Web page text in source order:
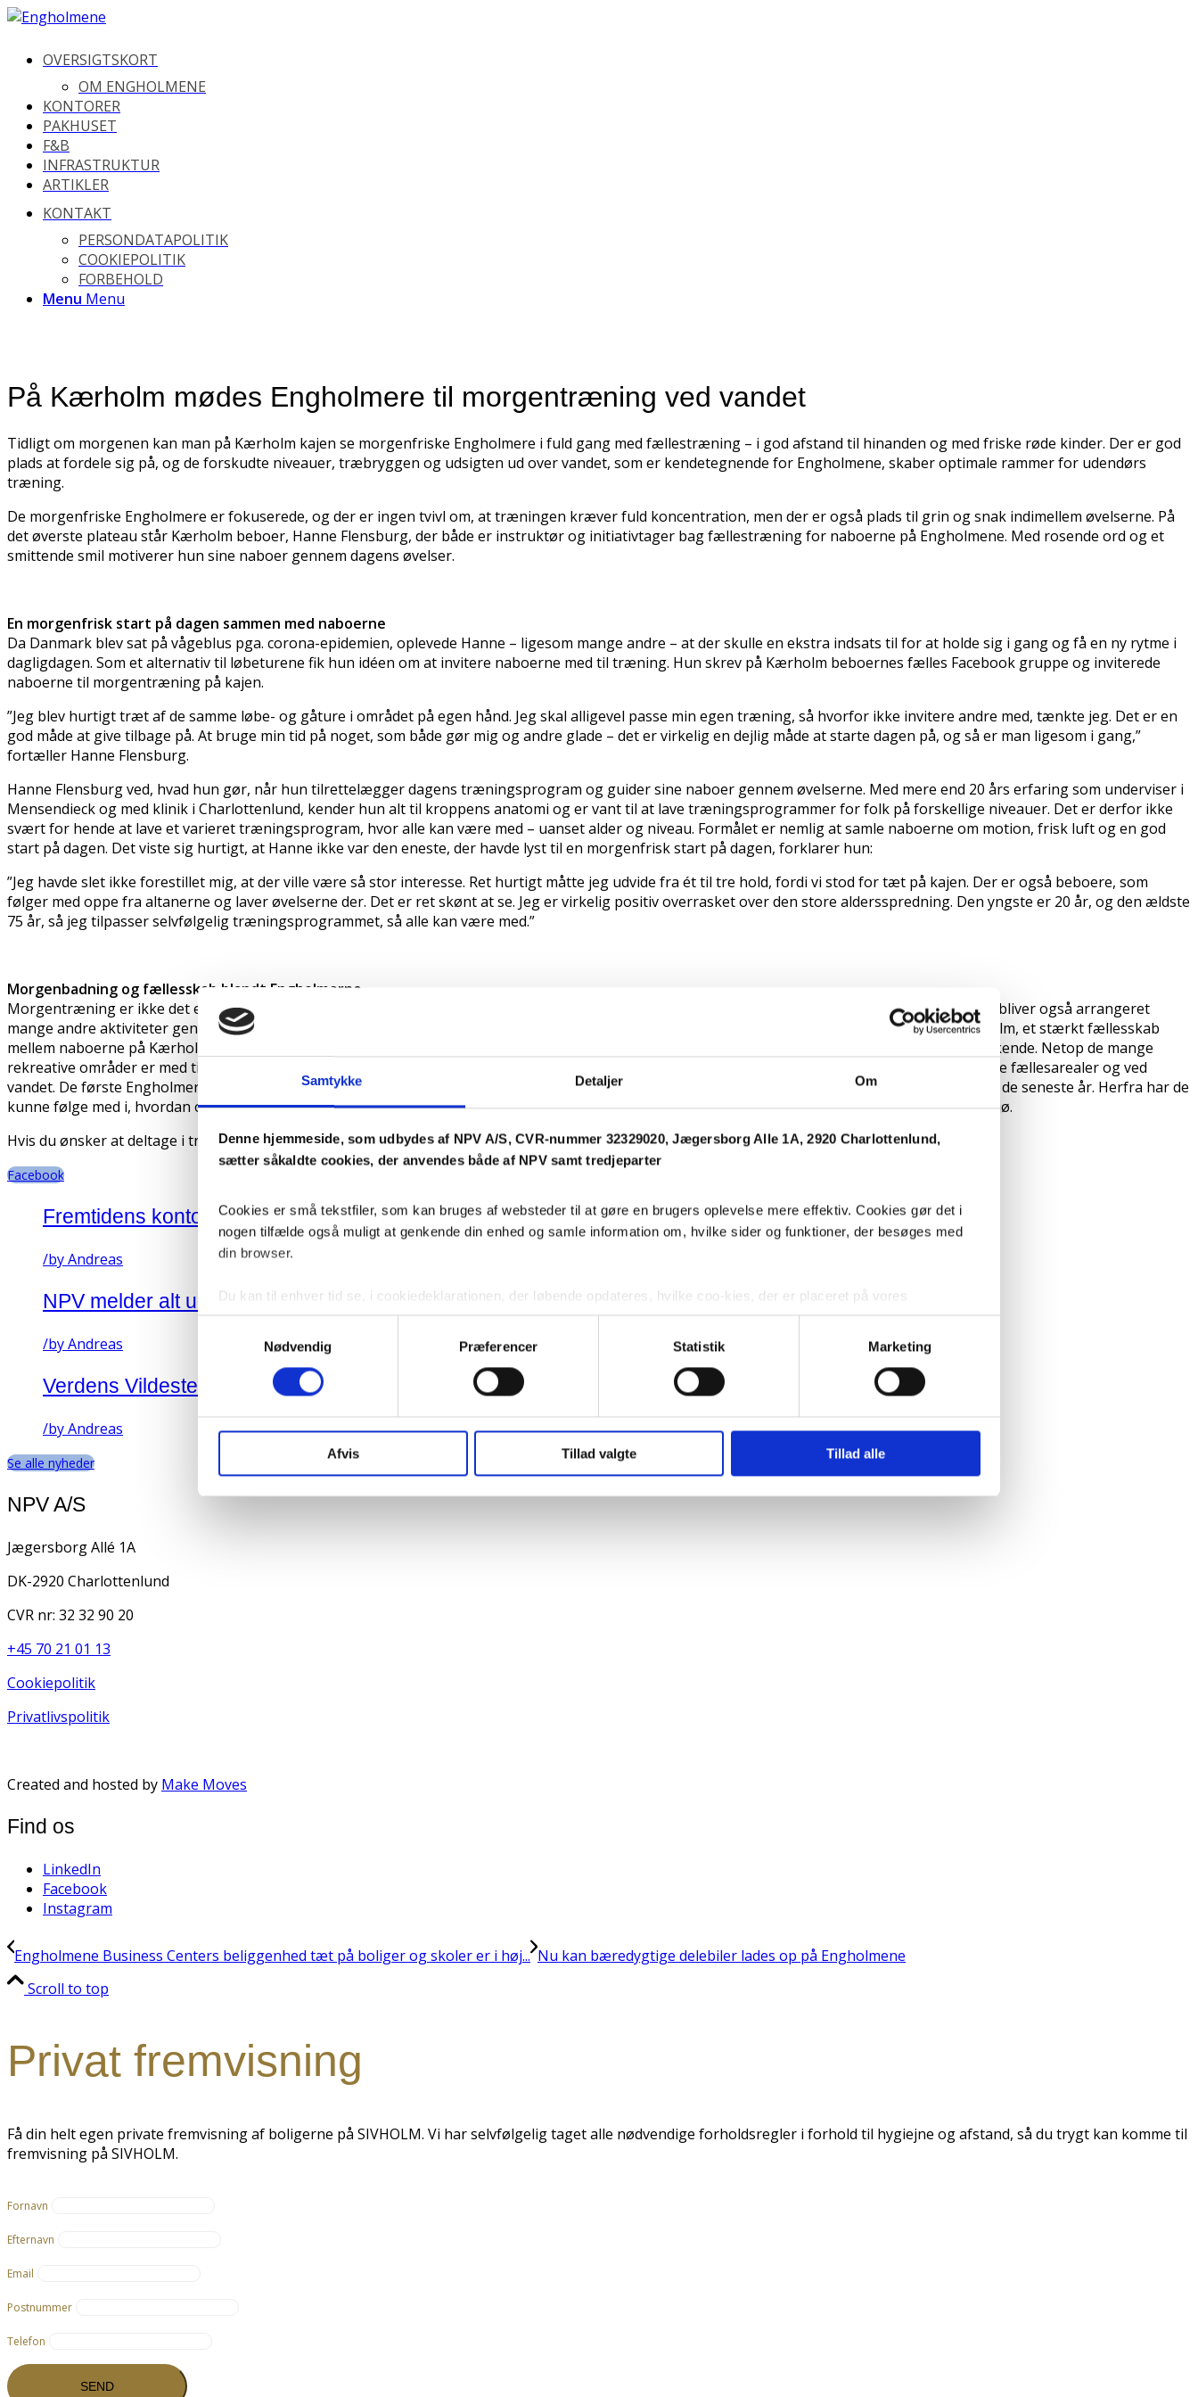
Samtykke Detaljer Om
Denne hjemmeside, som udbydes af NPV A/S, CVR-nummer 32329020, Jægersborg Alle 1A, 2920 Charlottenlund,
sætter såkaldte cookies, der anvendes både af NPV samt tredjeparter
Cookies er små tekstfiler, som kan bruges af websteder til at gøre en brugers oplevelse mere effektiv. Cookies gør det i
nogen tilfælde også muligt at genkende din enhed og samle information om, hvilke sider og funktioner, der besøges med
din browser.
Du kan til enhver tid se, i cookiedeklarationen, der løbende opdateres, hvilke coo-kies, der er placeret på vores
hjemmeside.
Du kan til enhver tid fravælge cookies ved at klikke på knapperne i Cookiebot, dog ikke nødvendige cookies. Du kan til
enhver tid også ændre eller trække dit samtykke tilbage, hvilket sker via funktionen ”Ændring af dit samtykke” eller ”Træk
I vores Persondatapolitik, som du kan se
, kan du desuden læse nærmere om, hvordan vi behandler
personoplysninger, dine rettigheder i den forbindelse og hvordan, du kan kontakte os, hvis du har spørgsmål.
Nødvendig
Præferencer Statistik Marketing
Afvis Tillad valgte Tillad alle
OVERSIGTSKORT
OM ENGHOLMENE
KONTORER
PAKHUSET
F&B
INFRASTRUKTUR
ARTIKLER
KONTAKT
PERSONDATAPOLITIK
COOKIEPOLITIK
FORBEHOLD
Menu Menu
På Kærholm mødes Engholmere til morgentræning ved vandet
Tidligt om morgenen kan man på Kærholm kajen se morgenfriske Engholmere i fuld gang med fællestræning – i god afstand til hinanden og med friske røde kinder. Der er god
plads at fordele sig på, og de forskudte niveauer, træbryggen og udsigten ud over vandet, som er kendetegnende for Engholmene, skaber optimale rammer for udendørs
træning.
De morgenfriske Engholmere er fokuserede, og der er ingen tvivl om, at træningen kræver fuld koncentration, men der er også plads til grin og snak indimellem øvelserne. På
det øverste plateau står Kærholm beboer, Hanne Flensburg, der både er instruktør og initiativtager bag fællestræning for naboerne på Engholmene. Med rosende ord og et
smittende smil motiverer hun sine naboer gennem dagens øvelser.
En morgenfrisk start på dagen sammen med naboerne
Da Danmark blev sat på vågeblus pga. corona-epidemien, oplevede Hanne – ligesom mange andre – at der skulle en ekstra indsats til for at holde sig i gang og få en ny rytme i
dagligdagen. Som et alternativ til løbeturene fik hun idéen om at invitere naboerne med til træning. Hun skrev på Kærholm beboernes fælles Facebook gruppe og inviterede
naboerne til morgentræning på kajen.
”Jeg blev hurtigt træt af de samme løbe- og gåture i området på egen hånd. Jeg skal alligevel passe min egen træning, så hvorfor ikke invitere andre med, tænkte jeg. Det er en
god måde at give tilbage på. At bruge min tid på noget, som både gør mig og andre glade – det er virkelig en dejlig måde at starte dagen på, og så er man ligesom i gang,”
fortæller Hanne Flensburg.
Hanne Flensburg ved, hvad hun gør, når hun tilrettelægger dagens træningsprogram og guider sine naboer gennem øvelserne. Med mere end 20 års erfaring som underviser i
Mensendieck og med klinik i Charlottenlund, kender hun alt til kroppens anatomi og er vant til at lave træningsprogrammer for folk på forskellige niveauer. Det er derfor ikke
svært for hende at lave et varieret træningsprogram, hvor alle kan være med – uanset alder og niveau. Formålet er nemlig at samle naboerne om motion, frisk luft og en god
start på dagen. Det viste sig hurtigt, at Hanne ikke var den eneste, der havde lyst til en morgenfrisk start på dagen, forklarer hun:
”Jeg havde slet ikke forestillet mig, at der ville være så stor interesse. Ret hurtigt måtte jeg udvide fra ét til tre hold, fordi vi stod for tæt på kajen. Der er også beboere, som
følger med oppe fra altanerne og laver øvelserne der. Det er ret skønt at se. Jeg er virkelig positiv overrasket over den store aldersspredning. Den yngste er 20 år, og den ældste
75 år, så jeg tilpasser selvfølgelig træningsprogrammet, så alle kan være med.”
Morgenbadning og fællesskab blandt Engholmerne
Morgentræning er ikke det eneste, man er fælles om på Kærholm. Flere Engholmere mødes og morgenbader – hele året rundt vel at mærke, og der bliver også arrangeret
mange andre aktiviteter gennem den fælles Facebook gruppe. I det hele taget oplever Hanne Flensburg, der var en af de første indflyttere på Kærholm, et stærkt fællesskab
mellem naboerne på Kærholm. Både det store, grønne gårdrum og de dejlige fællesområder ved vandet, giver rig mulighed for at lære naboerne at kende. Netop de mange
rekreative områder er med til at skabe sammenhold mellem Engholmerne, fordi man ikke kun sidder på sin egen altan, men også mødes på de mange fællesarealer og ved
vandet. De første Engholmere flyttede ind på Kærholm i 2017 og har således haft første parket til den rivende udvikling, som området har undergået de seneste år. Herfra har de
kunne følge med i, hvordan området har ændret sig, og hvordan byggekraner og gravemaskiner er blevet erstattet af boliger og et levende lokalmiljø.
Hvis du ønsker at deltage i træningen, kan du læse mere og se de aktuelle træningstidspunkter på Facebooksiden:
Facebook
Fremtidens kontorejendomme findes på Engholmene
/by Andreas
NPV melder alt udsolgt på Engholmene i Københavns Havn
/by Andreas
Verdens Vildeste Brobyggere dyster på Engholmene
/by Andreas
Se alle nyheder
NPV A/S
Jægersborg Allé 1A
DK-2920 Charlottenlund
CVR nr: 32 32 90 20
+45 70 21 01 13
Cookiepolitik
Privatlivspolitik
Created and hosted by Make Moves
Find os
LinkedIn
Facebook
Instagram
Engholmene Business Centers beliggenhed tæt på boliger og skoler er i høj... Nu kan bæredygtige delebiler lades op på Engholmene
Scroll to top
Privat fremvisning
Få din helt egen private fremvisning af boligerne på SIVHOLM. Vi har selvfølgelig taget alle nødvendige forholdsregler i forhold til hygiejne og afstand, så du trygt kan komme til
fremvisning på SIVHOLM.
Fornavn
Efternavn
Email
Postnummer
Telefon